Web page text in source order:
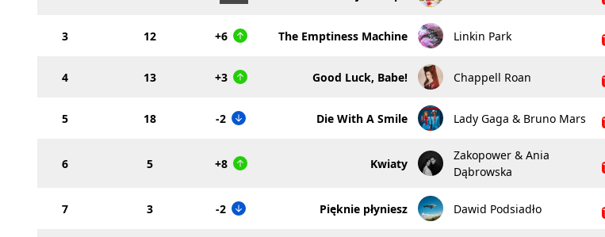
3 12 +6 The Emptiness Machine Linkin Park
4 13 +3 Good Luck, Babe! Chappell Roan
5 18 -2 Die With A Smile Lady Gaga & Bruno Mars
6 5 +8 Kwiaty
Zakopower & Ania
Dąbrowska
7 3 -2 Pięknie płyniesz Dawid Podsiadło